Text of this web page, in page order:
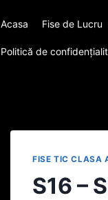
Acasa Fise de Lucru
Politică de
FISE TIC CLASA
S16 –